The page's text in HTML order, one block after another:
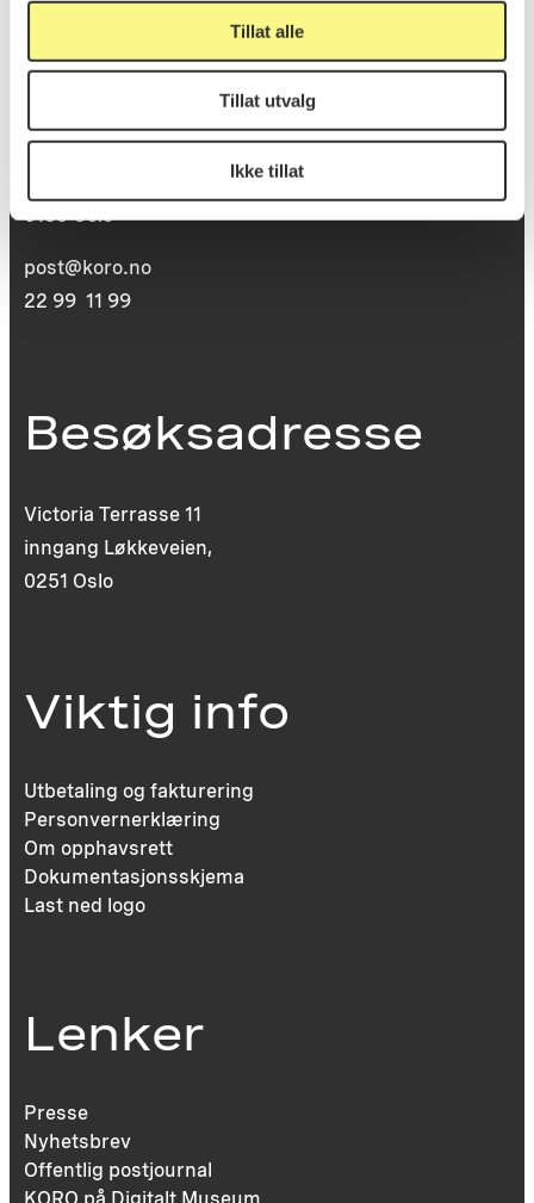
Tillat alle
Tillat utvalg
Ikke tillat
Postadresse
Postboks 6994
0130 Oslo
post@koro.no
22 99 11 99
Besøksadresse
Victoria Terrasse 11
inngang Løkkeveien,
0251 Oslo
Viktig info
Utbetaling og fakturering
Personvernerklæring
Om opphavsrett
Dokumentasjonsskjema
Last ned logo
Lenker
Presse
Nyhetsbrev
Offentlig postjournal